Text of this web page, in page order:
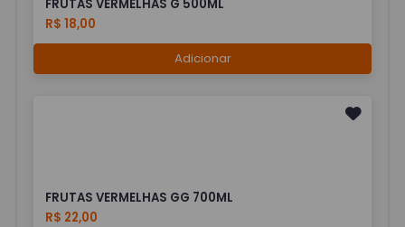
FRUTAS VERMELHAS G 500ML
R$ 18,00
Adicionar
FRUTAS VERMELHAS GG 700ML
R$ 22,00